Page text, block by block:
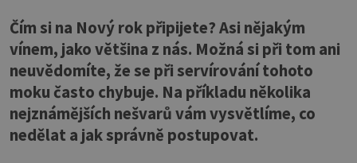
Čím si na Nový rok připijete? Asi nějakým
vínem, jako většina z nás. Možná si při tom ani
neuvědomíte, že se při servírování tohoto
moku často chybuje. Na příkladu několika
nejznámějších nešvarů vám vysvětlíme, co
nedělat a jak správně postupovat.